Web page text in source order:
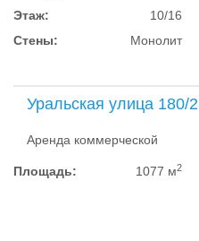
Этаж:
10/16
Стены:
Монолит
Уральская улица 180/2
Аренда коммерческой
Площадь: 1077 м2